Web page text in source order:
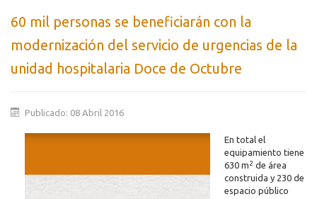
60 mil personas se beneficiarán con la
modernización del servicio de urgencias de la
unidad hospitalaria Doce de Octubre
Publicado: 08 Abril 2016
En total el
equipamiento tiene
630 m2 de área
construida y 230 de
espacio público